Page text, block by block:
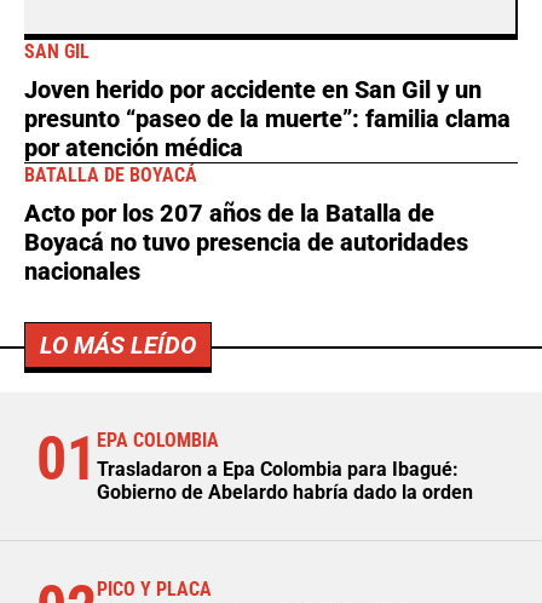
SAN GIL
Joven herido por accidente en San Gil y un
presunto “paseo de la muerte”: familia clama
por atención médica
BATALLA DE BOYACÁ
Acto por los 207 años de la Batalla de
Boyacá no tuvo presencia de autoridades
nacionales
LO MÁS LEÍDO
01 EPA COLOMBIA
Trasladaron a Epa Colombia para Ibagué:
Gobierno de Abelardo habría dado la orden
PICO Y PLACA